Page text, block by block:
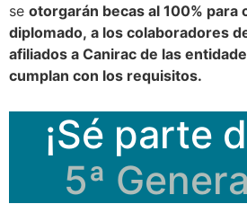
se otorgarán becas al 100% para
diplomado, a los colaboradores
afiliados a Canirac de las
cumplan con los requisitos.
¡Sé parte
5ª